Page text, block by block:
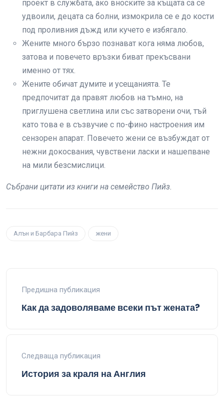
проект в службата, ако вноските за къщата са се
удвоили, децата са болни, измокрила се е до кости
под проливния дъжд или кучето е избягало.
Жените много бързо познават кога няма любов,
затова и повечето връзки биват прекъсвани
именно от тях.
Жените обичат думите и усещанията. Те
предпочитат да правят любов на тъмно, на
приглушена светлина или със затворени очи, тъй
като това е в съзвучие с по-фино настроения им
сензорен апарат. Повечето жени се възбуждат от
нежни докосвания, чувствени ласки и нашепване
на мили безсмислици.
Събрани цитати из книги на семейство Пийз.
Алън и Барбара Пийз жени
Предишна публикация
Как да задоволяваме всеки път жената?
Следваща публикация
История за краля на Англия